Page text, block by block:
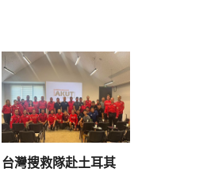
台灣搜救隊赴土耳其